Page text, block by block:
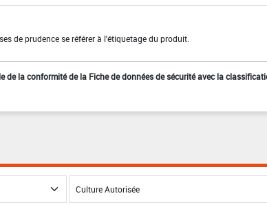
de prudence se référer à l'étiquetage du produit.
de la conformité de la Fiche de données de sécurité avec la